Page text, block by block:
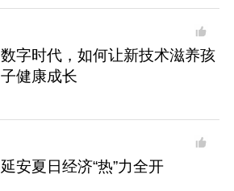
数字时代，如何让新技术滋养孩
子健康成长
延安夏日经济“热”力全开